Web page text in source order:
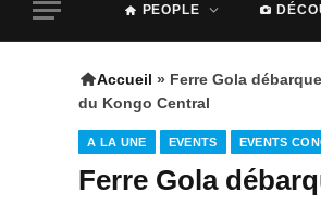
PEOPLE
Accueil » Ferre Gola
du Kongo Central
A LA UNE EVENTS EVENTS
Ferre Gola